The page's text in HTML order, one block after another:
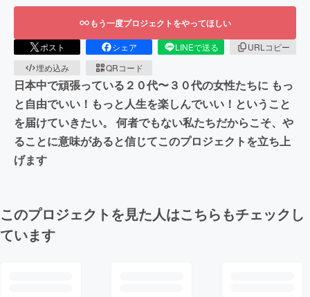
もう一度プロジェクトをやってほしい
ポスト シェア LINEで送る
URLコピー
埋め込み
QRコード
日本中で頑張っている２０代〜３０代の女性たちに もっ
と自由でいい！もっと人生を楽しんでいい！ということ
を届けていきたい。 何者でもない私たちだからこそ、や
ることに意味があると信じてこのプロジェクトを立ち上
げます
このプロジェクトを見た人はこちらもチェックし
ています